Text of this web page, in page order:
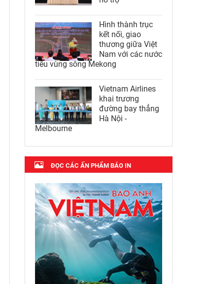
Hình thành trục
kết nối, giao
thương giữa Việt
Nam với các nước
tiểu vùng sông Mekong
Vietnam Airlines
khai trương
đường bay thẳng
Hà Nội -
Melbourne
ĐỌC CÁC ẤN PHẨM BÁO IN